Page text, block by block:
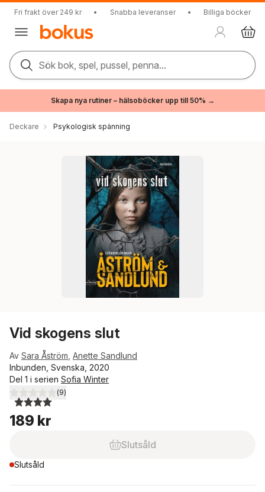
Fri frakt över 249 kr • Snabba leveranser • Billiga böcker
Sök bok, spel, pussel, penna...
Skapa nya rutiner – hälsoböcker upp till 50% →
Deckare Psykologisk spänning
Vid skogens slut
Av Sara Åström Anette Sandlund
Inbunden, Svenska, 2020
Del 1 i serien Sofia Winter
4,0utav 5 stjärnor. Totalt antal röster:
(9)
189 kr
Slutsåld
Slutsåld